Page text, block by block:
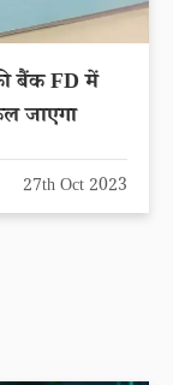
बैंक FD में
जाएगा
27th Oct 2023